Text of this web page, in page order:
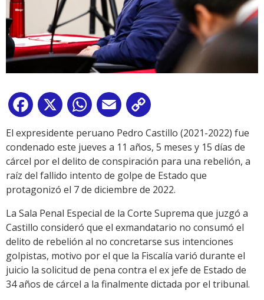
Facebook
X WhatsApp
Email
Link
El expresidente peruano Pedro Castillo (2021-2022) fue
condenado este jueves a 11 años, 5 meses y 15 días de
cárcel por el delito de conspiración para una rebelión, a
raíz del fallido intento de golpe de Estado que
protagonizó el 7 de diciembre de 2022.
La Sala Penal Especial de la Corte Suprema que juzgó a
Castillo consideró que el exmandatario no consumó el
delito de rebelión al no concretarse sus intenciones
golpistas, motivo por el que la Fiscalía varió durante el
juicio la solicitud de pena contra el ex jefe de Estado de
34 años de cárcel a la finalmente dictada por el tribunal.